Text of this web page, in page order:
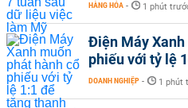
HÀNG HÓA - 1 phút
Điện Máy
phiếu với tỷ lệ
DOANH NGHIỆP - 1 phút